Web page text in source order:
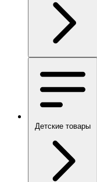
Детские товары